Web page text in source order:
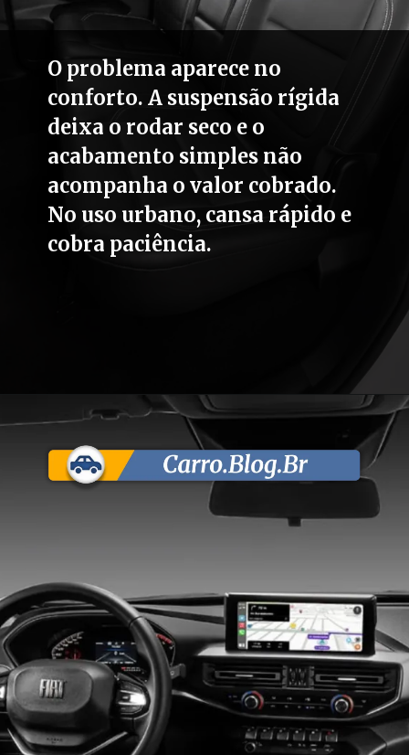
O problema aparece no
conforto. A suspensão rígida
deixa o rodar seco e o
acabamento simples não
acompanha o valor cobrado.
No uso urbano, cansa rápido e
cobra paciência.